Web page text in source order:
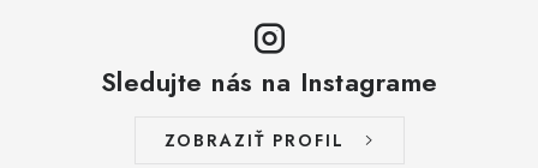
Sledujte nás na Instagrame
ZOBRAZIŤ PROFIL